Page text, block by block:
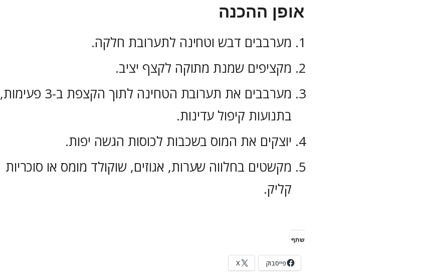
אופן ההכנה
מערבבים דבש וטחינה לתערובת חלקה.
מקציפים שמנת מתוקה לקצף יציב.
מערבבים את תערובת הטחינה לתוך הקצפת ב-3 פעימות,
בתנועות קיפול עדינות.
יוצקים את המוס בשכבות לכוסות הגשה יפות.
מקשטים בחלווה שערות, אגוזים, שוקולד מומס או סוכריות
קליק.
שתף
פייסבוק X